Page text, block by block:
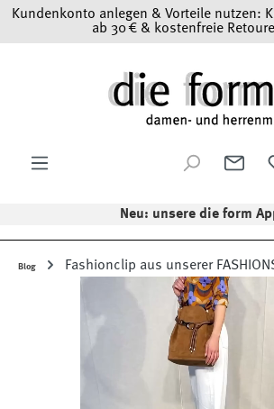
Zum Hauptinhalt springen
Kundenkonto anlegen & Vorteile nutzen:
ab 30 € & kostenfreie
Neu: unsere die form
Blog Fashionclip aus unserer